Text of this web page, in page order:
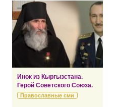
Инок из Кыргызстана.
Герой Советского Союза.
Православные сми